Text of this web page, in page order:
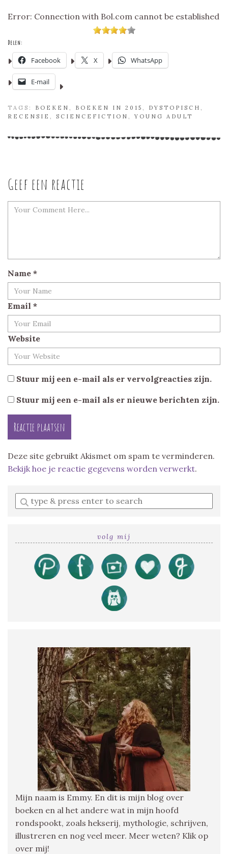
Error: Connection with Bol.com cannot be established
Delen:
Facebook X WhatsApp
E-mail
TAGS: BOEKEN BOEKEN IN 2015 DYSTOPISCH
RECENSIE
SCIENCEFICTION ,YOUNG ADULT
Geef een reactie
Name *
Email *
Website
Stuur mij een e-mail als er vervolgreacties zijn.
Stuur mij een e-mail als er nieuwe berichten zijn.
Deze site gebruikt Akismet om spam te verminderen.
Bekijk hoe je reactie gegevens worden verwerkt.
Enter
a
volg mij
Mijn naam is Emmy. En dit is mijn blog over
boeken en al het andere wat in mijn hoofd
rondspookt, zoals hekserij, mythologie, schrijven,
illustreren en nog veel meer. Meer weten? Klik op
over mij!